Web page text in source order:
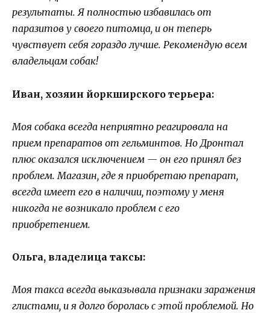
результаты. Я полностью избавилась от
паразитов у своего питомца, и он теперь
чувствует себя гораздо лучше. Рекомендую всем
владельцам собак!
Иван, хозяин йоркширского терьера:
Моя собака всегда неприятно реагировала на
прием препаратов от гельминтов. Но Дронтал
плюс оказался исключением — он его принял без
проблем. Магазин, где я приобретаю препарат,
всегда имеет его в наличии, поэтому у меня
никогда не возникало проблем с его
приобретением.
Ольга, владелица таксы:
Моя такса всегда выказывала признаки заражения
глистами, и я долго боролась с этой проблемой. Но